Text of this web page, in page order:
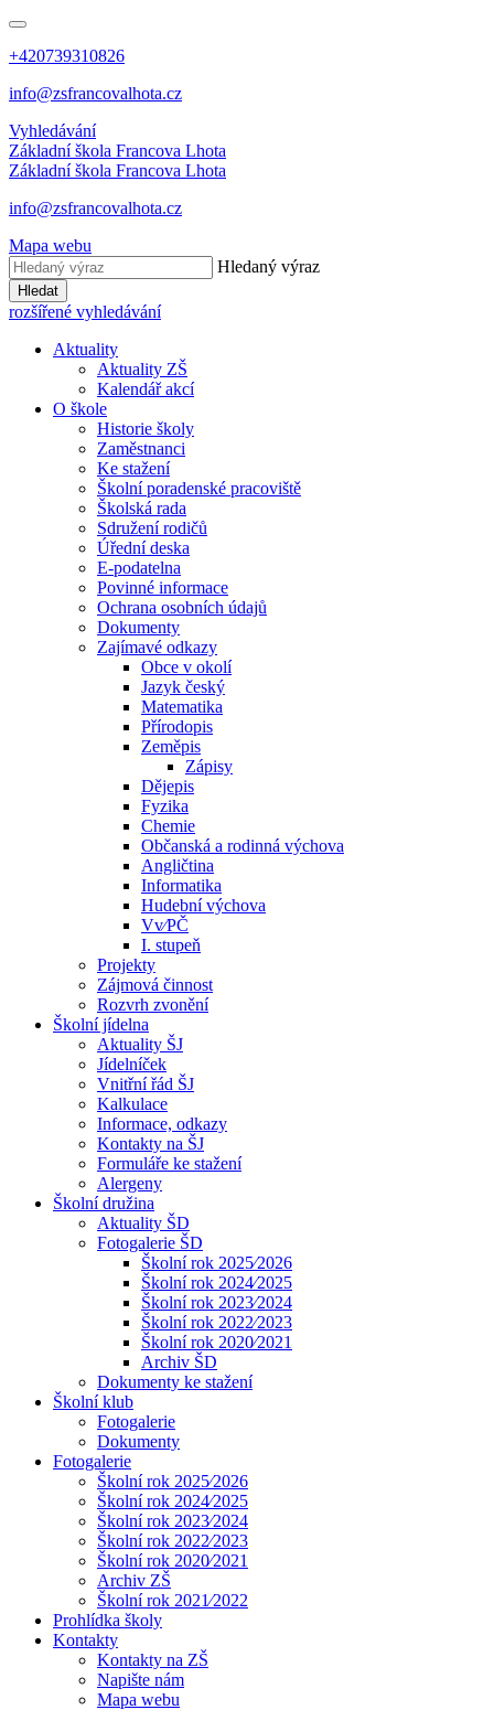
+420739310826
info@zsfrancovalhota.cz
Vyhledávání
Základní škola Francova Lhota
Základní škola Francova Lhota
info@zsfrancovalhota.cz
Mapa webu
Hledaný výraz
Hledat
rozšířené vyhledávání
Aktuality
Aktuality ZŠ
Kalendář akcí
O škole
Historie školy
Zaměstnanci
Ke stažení
Školní poradenské pracoviště
Školská rada
Sdružení rodičů
Úřední deska
E-podatelna
Povinné informace
Ochrana osobních údajů
Dokumenty
Zajímavé odkazy
Obce v okolí
Jazyk český
Matematika
Přírodopis
Zeměpis
Zápisy
Dějepis
Fyzika
Chemie
Občanská a rodinná výchova
Angličtina
Informatika
Hudební výchova
Vv⁄PČ
I. stupeň
Projekty
Zájmová činnost
Rozvrh zvonění
Školní jídelna
Aktuality ŠJ
Jídelníček
Vnitřní řád ŠJ
Kalkulace
Informace, odkazy
Kontakty na ŠJ
Formuláře ke stažení
Alergeny
Školní družina
Aktuality ŠD
Fotogalerie ŠD
Školní rok 2025⁄2026
Školní rok 2024⁄2025
Školní rok 2023⁄2024
Školní rok 2022⁄2023
Školní rok 2020⁄2021
Archiv ŠD
Dokumenty ke stažení
Školní klub
Fotogalerie
Dokumenty
Fotogalerie
Školní rok 2025⁄2026
Školní rok 2024⁄2025
Školní rok 2023⁄2024
Školní rok 2022⁄2023
Školní rok 2020⁄2021
Archiv ZŠ
Školní rok 2021⁄2022
Prohlídka školy
Kontakty
Kontakty na ZŠ
Napište nám
Mapa webu